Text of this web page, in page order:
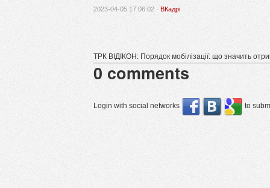
2023-04-05 17:06:02 · ВКадрі
ТРК ВІДІКОН: Порядок мобілізації: що значить
0 comments
Login with social networks to